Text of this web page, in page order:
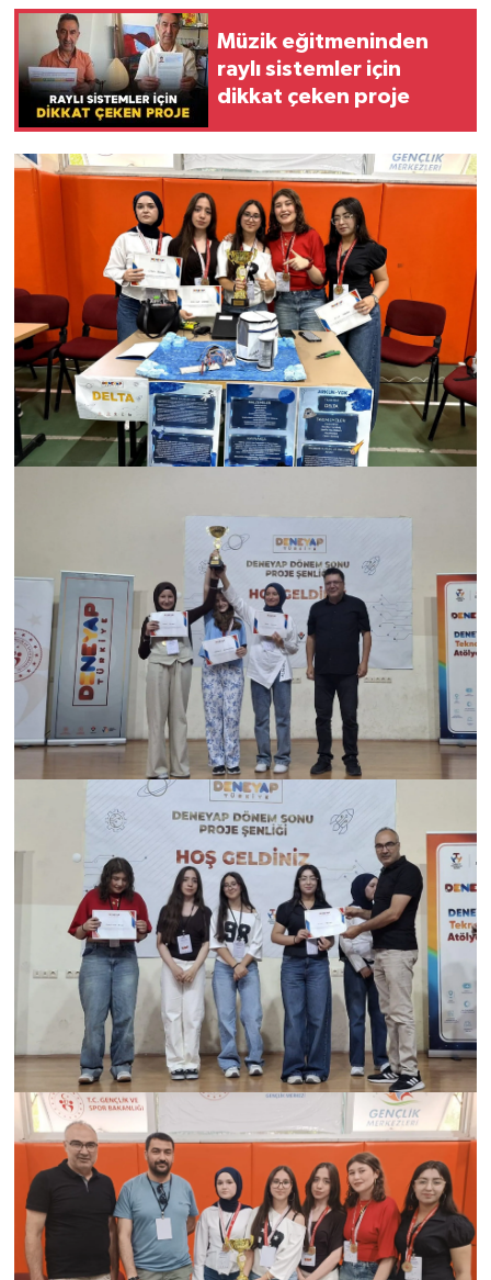
Müzik eğitmeninden
raylı sistemler için
dikkat çeken proje